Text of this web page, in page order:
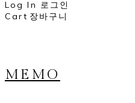
Log In 로그인
Cart 장바구니
MEMO